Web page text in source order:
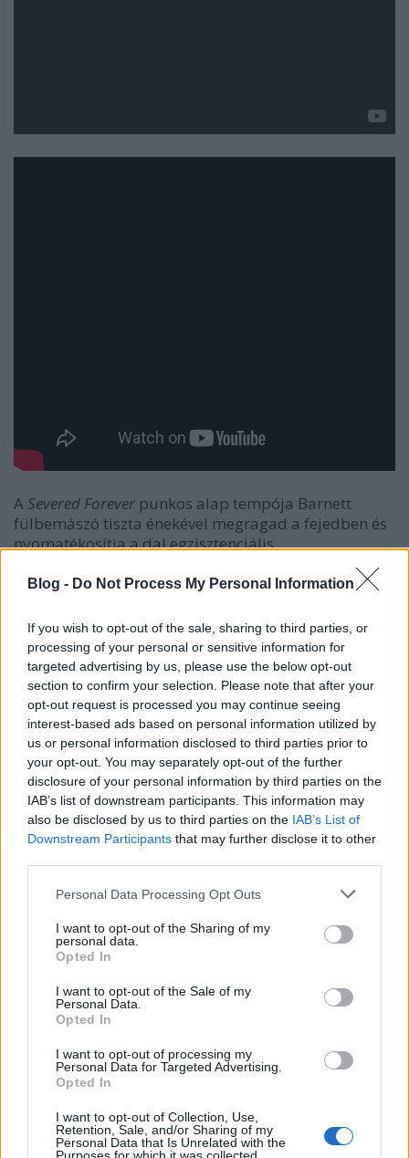
Blog - Do Not Process My Personal Information
If you wish to opt-out of the sale, sharing to third parties, or
processing of your personal or sensitive information for
targeted advertising by us, please use the below opt-out
section to confirm your selection. Please note that after your
opt-out request is processed you may continue seeing
interest-based ads based on personal information utilized by
us or personal information disclosed to third parties prior to
your opt-out. You may separately opt-out of the further
disclosure of your personal information by third parties on the
IAB’s list of downstream participants. This information may
also be disclosed by us to third parties on the IAB’s List of
Downstream Participants that may further disclose it to other
Please note that this website/app uses one or more Google
not limited to your visit or usage behaviour. You may click to
grant or deny consent to Google and its third-party tags to
use your data for below specified purposes in below Google
consent section.
Personal Data Processing Opt Outs
I want to opt-out of the Sharing of my
personal data.
Opted In
I want to opt-out of the Sale of my
Personal Data.
Opted In
I want to opt-out of processing my
Personal Data for Targeted Advertising.
Opted In
I want to opt-out of Collection, Use,
Retention, Sale, and/or Sharing of my
Personal Data that Is Unrelated with the
A Severed Forever punkos alap tempója Barnett
fülbemászó tiszta énekével megragad a fejedben és
nyomatékosítja a dal egzisztenciális
Az albumon néhány kifinomult részlettel gazdagítják
a hangzásvilágot és csendesítik le a folyamatos